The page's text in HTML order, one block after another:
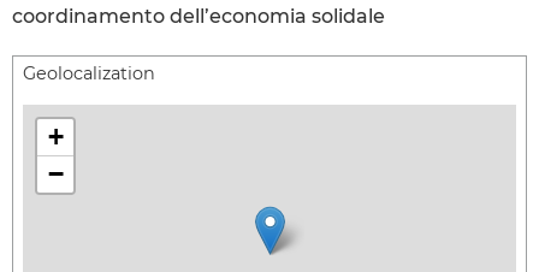
coordinamento dell’economia solidale
Geolocalization
+
−